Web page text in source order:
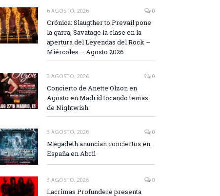
6 AGOSTO, 2026 0
Crónica: Slaugther to Prevail pone
la garra, Savatage la clase en la
apertura del Leyendas del Rock –
Miércoles – Agosto 2026
3 AGOSTO, 2026 0
Concierto de Anette Olzon en
Agosto en Madrid tocando temas
de Nightwish
3 AGOSTO, 2026 0
Megadeth anuncian conciertos en
España en Abril
3 AGOSTO, 2026 0
Lacrimas Profundere presenta